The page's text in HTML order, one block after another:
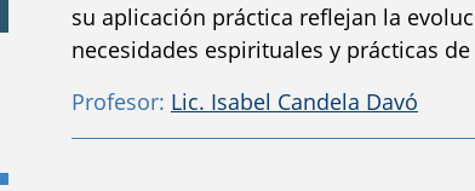
su aplicación práctica reflejan la
necesidades espirituales y prácticas
Profesor: Lic. Isabel Candela Davó